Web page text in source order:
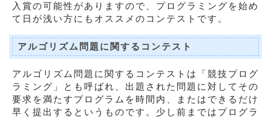
入賞の可能性がありますので、プログラミングを始め
て日が浅い方にもオススメのコンテストです。
アルゴリズム問題に関するコンテスト
アルゴリズム問題に関するコンテストは「競技プログ
ラミング」とも呼ばれ、出題された問題に対してその
要求を満たすプログラムを時間内、またはできるだけ
早く提出するというものです。少し前まではプログラ